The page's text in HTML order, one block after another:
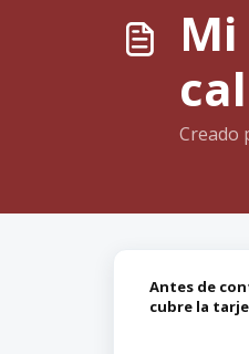
Creado
Antes de
cubre la